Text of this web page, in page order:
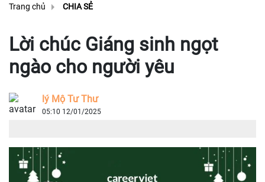
Trang chủ CHIA SẺ
Lời chúc Giáng sinh ngọt
ngào cho người yêu
lý Mộ Tư Thư
05:10 12/01/2025